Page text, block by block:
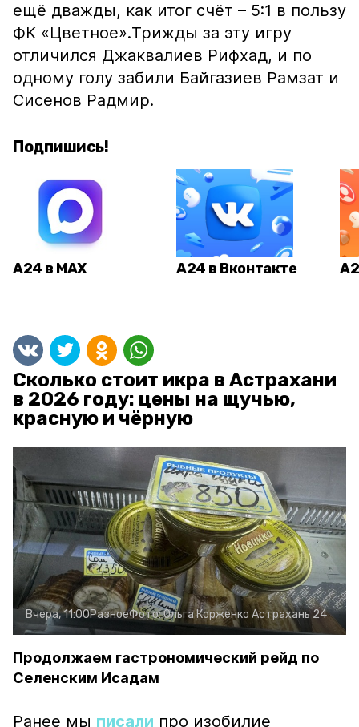
ещё дважды, как итог счёт – 5:1 в пользу
ФК «Цветное».Трижды за эту игру
отличился Джаквалиев Рифхад, и по
одному голу забили Байгазиев Рамзат и
Сисенов Радмир.
Подпишись!
А24 в MAX А24 в Вконтакте
Сколько стоит икра в Астрахани
в 2026 году: цены на щучью,
красную и чёрную
Вчера, 11:00РазноеФото:Ольга Корженко Астрахань 24
Продолжаем гастрономический рейд по
Селенским Исадам
Ранее мы писали про изобилие